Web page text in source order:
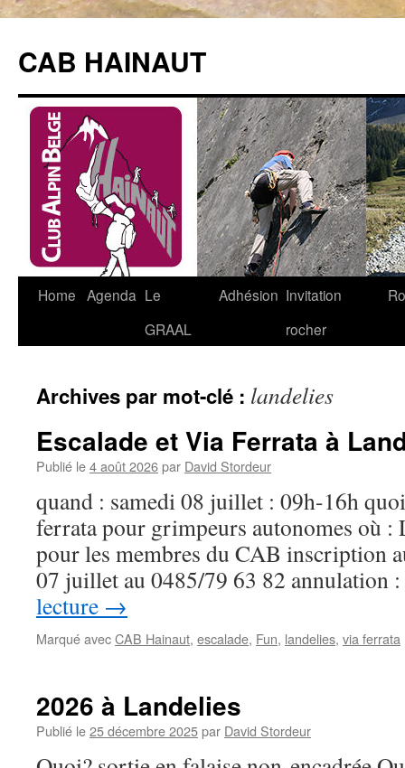
contenu
CAB HAINAUT
Home Agenda Le
GRAAL
Adhésion Invitation
rocher
Archives par mot-clé : landelies
Escalade et Via Ferrata à
Publié le4 août 2026par David Stordeur
quand : samedi 08 juillet : 09h-16h
ferrata pour grimpeurs autonomes où
pour les membres du CAB inscription
07 juillet au 0485/79 63 82
lecture →
Marqué avecCAB Hainaut, escalade, Fun, landelies, via ferrata
2026 à Landelies
Publié le25 décembre 2025par David Stordeur